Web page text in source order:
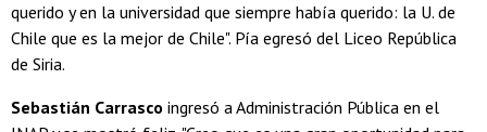
querido y en la universidad que siempre había querido: la U. de
Chile que es la mejor de Chile". Pía egresó del Liceo República
de Siria.
Sebastián Carrasco ingresó a Administración Pública en el